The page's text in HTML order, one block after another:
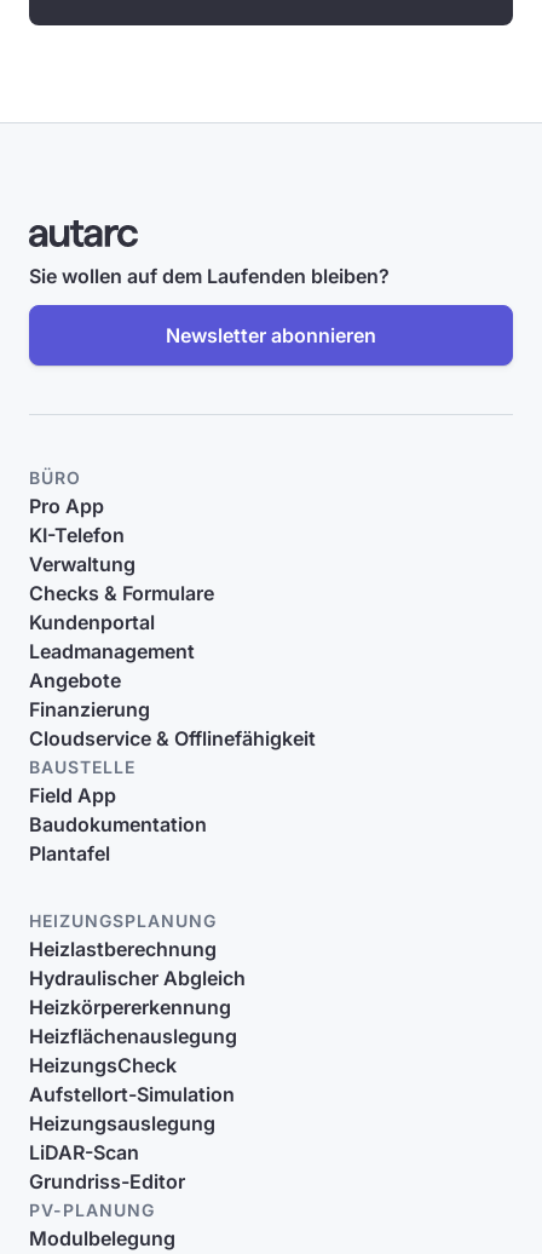
Sie wollen auf dem Laufenden bleiben?
Newsletter abonnieren
BÜRO
Pro App
KI-Telefon
Verwaltung
Checks & Formulare
Kundenportal
Leadmanagement
Angebote
Finanzierung
Cloudservice & Offlinefähigkeit
BAUSTELLE
Field App
Baudokumentation
Plantafel
HEIZUNGSPLANUNG
Heizlastberechnung
Hydraulischer Abgleich
Heizkörpererkennung
Heizflächenauslegung
HeizungsCheck
Aufstellort-Simulation
Heizungsauslegung
LiDAR-Scan
Grundriss-Editor
PV-PLANUNG
Modulbelegung